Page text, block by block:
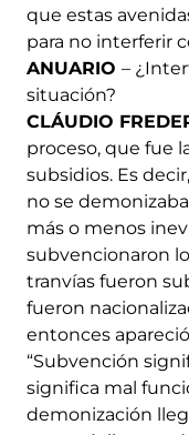
que estas
para no interferir
ANUARIO –
situación?
CLÁUDIO
proceso, que fue
subsidios. Es
no se
más o menos
subvencionaron
tranvías fueron
fueron
entonces
“Subvención
significa mal
demonización